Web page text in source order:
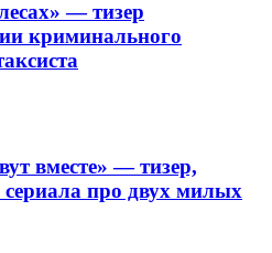
— тизер
криминального
вместе» — тизер,
про двух милых